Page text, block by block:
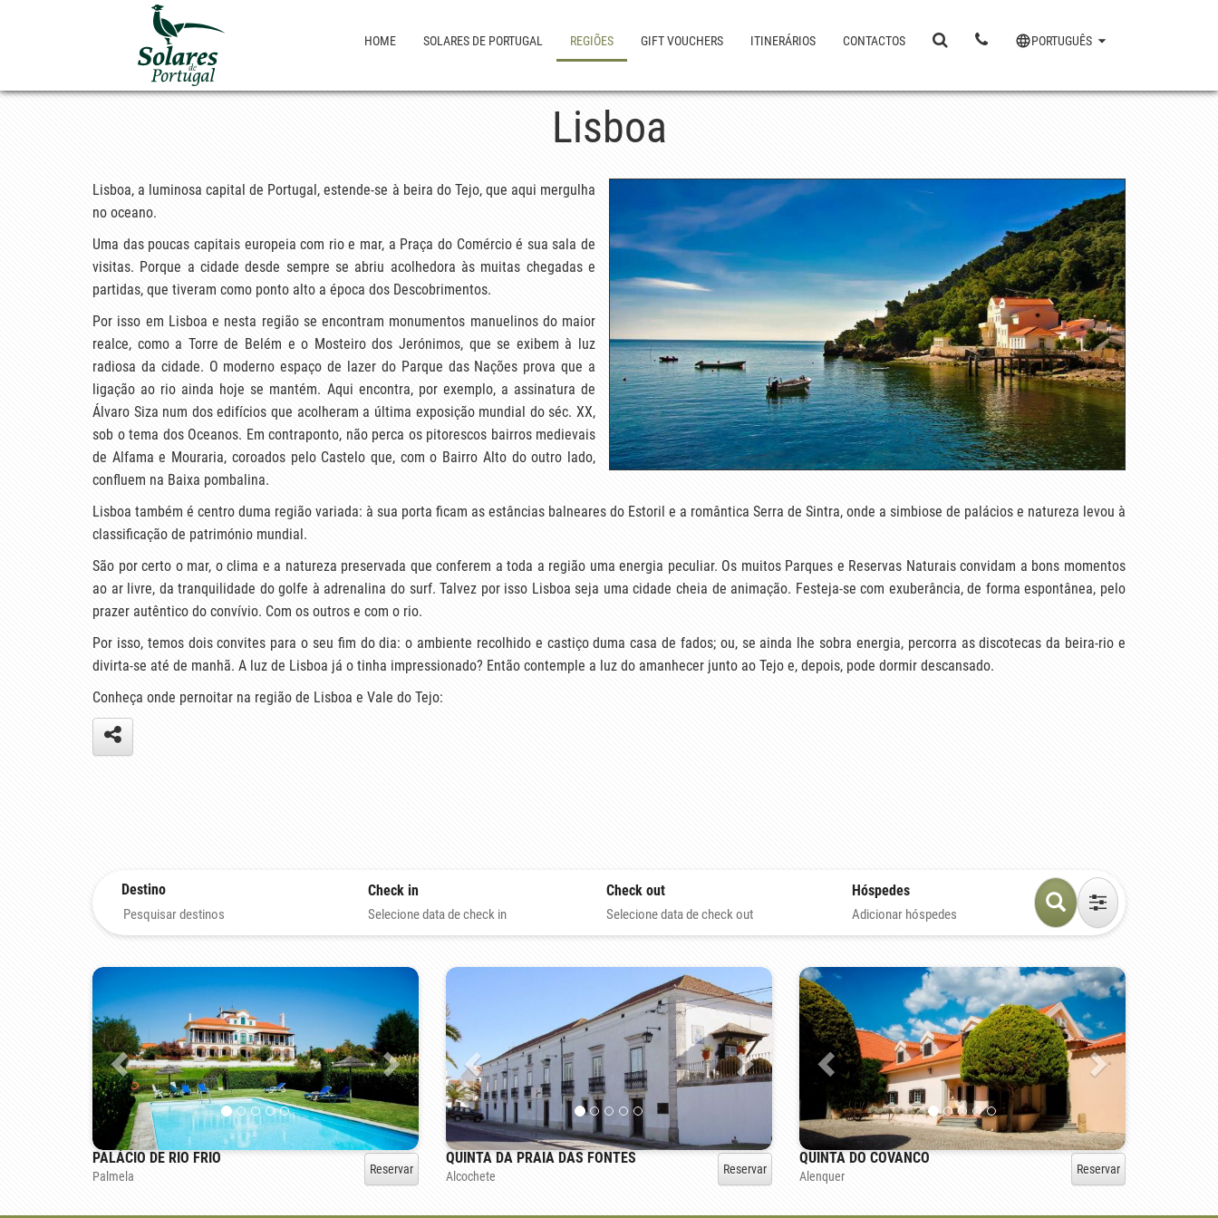
HOME SOLARES DE PORTUGAL REGIÕES GIFT VOUCHERS ITINERÁRIOS CONTACTOS PORTUGUÊS
Lisboa
Lisboa, a luminosa capital de Portugal, estende-se à beira do Tejo, que aqui mergulha
no oceano.
Uma das poucas capitais europeia com rio e mar, a Praça do Comércio é sua sala de
visitas. Porque a cidade desde sempre se abriu acolhedora às muitas chegadas e
partidas, que tiveram como ponto alto a época dos Descobrimentos.
Por isso em Lisboa e nesta região se encontram monumentos manuelinos do maior
realce, como a Torre de Belém e o Mosteiro dos Jerónimos, que se exibem à luz
radiosa da cidade. O moderno espaço de lazer do Parque das Nações prova que a
ligação ao rio ainda hoje se mantém. Aqui encontra, por exemplo, a assinatura de
Álvaro Siza num dos edifícios que acolheram a última exposição mundial do séc. XX,
sob o tema dos Oceanos. Em contraponto, não perca os pitorescos bairros medievais
de Alfama e Mouraria, coroados pelo Castelo que, com o Bairro Alto do outro lado,
confluem na Baixa pombalina.
Lisboa também é centro duma região variada: à sua porta ficam as estâncias balneares do Estoril e a romântica Serra de Sintra, onde a simbiose de palácios e natureza levou à
classificação de património mundial.
São por certo o mar, o clima e a natureza preservada que conferem a toda a região uma energia peculiar. Os muitos Parques e Reservas Naturais convidam a bons momentos
ao ar livre, da tranquilidade do golfe à adrenalina do surf. Talvez por isso Lisboa seja uma cidade cheia de animação. Festeja-se com exuberância, de forma espontânea, pelo
prazer autêntico do convívio. Com os outros e com o rio.
Por isso, temos dois convites para o seu fim do dia: o ambiente recolhido e castiço duma casa de fados; ou, se ainda lhe sobra energia, percorra as discotecas da beira-rio e
divirta-se até de manhã. A luz de Lisboa já o tinha impressionado? Então contemple a luz do amanhecer junto ao Tejo e, depois, pode dormir descansado.
Conheça onde pernoitar na região de Lisboa e Vale do Tejo:
Destino Check in
Selecione data de check in
Check out
Selecione data de check out
Hóspedes
Adicionar hóspedes
PALÁCIO DE RIO FRIO
Palmela Reservar
QUINTA DA PRAIA DAS FONTES
Alcochete Reservar
QUINTA DO COVANCO
Alenquer Reservar